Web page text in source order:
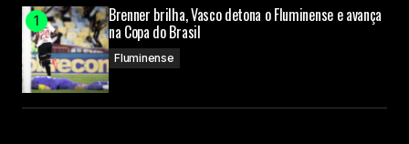
Brenner brilha, Vasco detona o Fluminense e avança
na Copa do Brasil
Fluminense